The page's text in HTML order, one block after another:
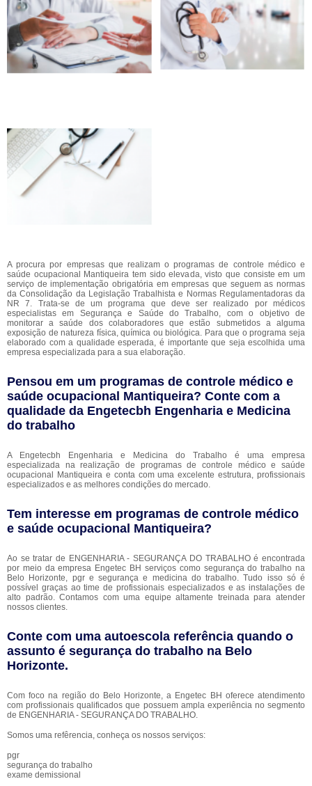
A procura por empresas que realizam o programas de controle médico e
saúde ocupacional Mantiqueira tem sido elevada, visto que consiste em um
serviço de implementação obrigatória em empresas que seguem as normas
da Consolidação da Legislação Trabalhista e Normas Regulamentadoras da
NR 7. Trata-se de um programa que deve ser realizado por médicos
especialistas em Segurança e Saúde do Trabalho, com o objetivo de
monitorar a saúde dos colaboradores que estão submetidos a alguma
exposição de natureza física, química ou biológica. Para que o programa seja
elaborado com a qualidade esperada, é importante que seja escolhida uma
empresa especializada para a sua elaboração.
Pensou em um programas de controle médico e
saúde ocupacional Mantiqueira? Conte com a
qualidade da Engetecbh Engenharia e Medicina
do trabalho
A Engetecbh Engenharia e Medicina do Trabalho é uma empresa
especializada na realização de programas de controle médico e saúde
ocupacional Mantiqueira e conta com uma excelente estrutura, profissionais
especializados e as melhores condições do mercado.
Tem interesse em programas de controle médico
e saúde ocupacional Mantiqueira?
Ao se tratar de ENGENHARIA - SEGURANÇA DO TRABALHO é encontrada
por meio da empresa Engetec BH serviços como segurança do trabalho na
Belo Horizonte, pgr e segurança e medicina do trabalho. Tudo isso só é
possível graças ao time de profissionais especializados e as instalações de
alto padrão. Contamos com uma equipe altamente treinada para atender
nossos clientes.
Conte com uma autoescola referência quando o
assunto é segurança do trabalho na Belo
Horizonte.
Com foco na região do Belo Horizonte, a Engetec BH oferece atendimento
com profissionais qualificados que possuem ampla experiência no segmento
de ENGENHARIA - SEGURANÇA DO TRABALHO.
Somos uma refêrencia, conheça os nossos serviços:
pgr
segurança do trabalho
exame demissional